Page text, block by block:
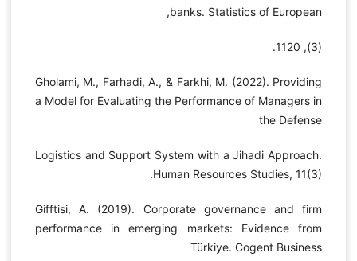
banks. Statistics of European,
(3), 1120.
Gholami, M., Farhadi, A., & Farkhi, M. (2022). Providing
a Model for Evaluating the Performance of Managers in
the Defense
Logistics and Support System with a Jihadi Approach.
Human Resources Studies, 11(3).
Gifftisi, A. (2019). Corporate governance and firm
performance in emerging markets: Evidence from
Türkiye. Cogent Business